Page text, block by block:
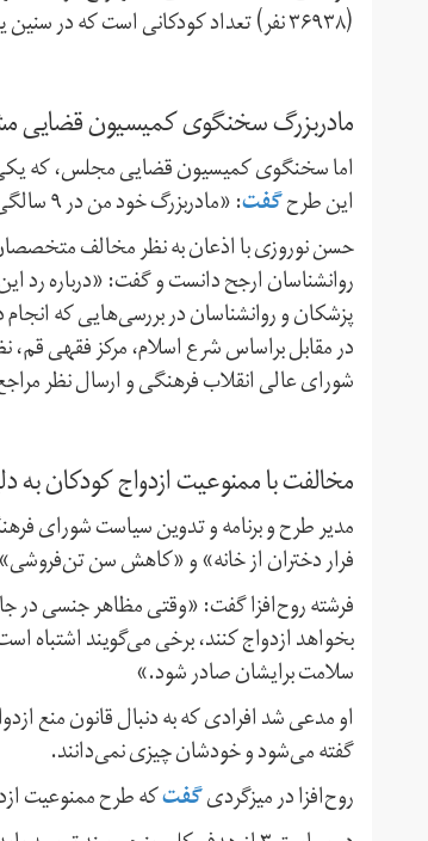
(۳۶۹۳۸ نفر) تعداد کودکانی است که در سنین یاد‌شده و پیش از پایان دوران کودکی‌شان وارد زندگی زناشویی شده‌اند.
مادربزرگ سخنگوی کمیسیون قضایی
اما سخنگوی کمیسیون قضایی مجلس، که
این طرحگفت: «مادربزرگ خود من در ۹ سالگی ازدواج کرد و مشکلی هم نداشت.»
حسن نوروزی با اذعان به نظر مخالف
روانشناسان ارجح دانست و گفت: «درباره رد
در مقابل براساس شرع اسلام، مرکز فقهی قم،
شورای عالی انقلاب فرهنگی و ارسال نظر مراجع این
مخالفت با ممنوعیت ازدواج کودکان
مدیر طرح و برنامه و تدوین سیاست شورای
فرار دختران از خانه» و «کاهش سن
فرشته روح‌افزا گفت: «وقتی مظاهر جنسی در
بخواهد ازدواج کنند، برخی می‌گویند اشتباه
سلامت برایشان صادر شود.»
او مدعی شد افرادی که به دنبال قانون منع
گفته می‌شود و خودشان چیزی نمی‌دانند.
روح‌افزا در میزگردیگفتکه طرح ممنوعیت